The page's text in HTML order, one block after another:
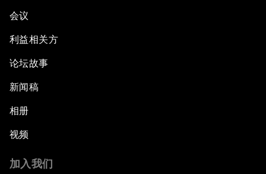
会议
利益相关方
论坛故事
新闻稿
相册
视频
加入我们